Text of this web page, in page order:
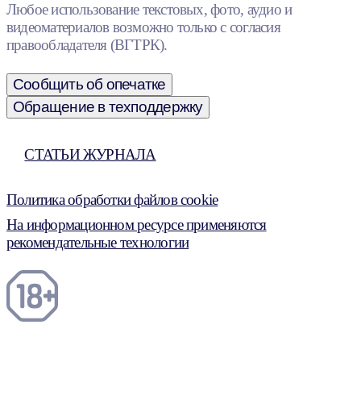
Любое использование текстовых, фото, аудио и
видеоматериалов возможно только с согласия
правообладателя (ВГТРК).
Сообщить об опечатке
Обращение в техподдержку
СТАТЬИ ЖУРНАЛА
Политика обработки файлов cookie
На информационном ресурсе применяются
рекомендательные технологии